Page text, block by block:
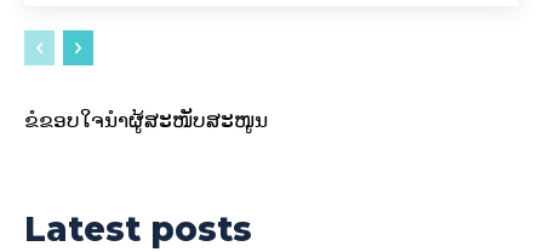
ຂໍຂອບໃຈນຳຜູ້ສະໜັບສະໜູນ
Latest posts